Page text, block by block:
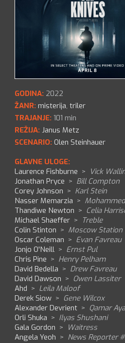
GODINA: 2022
ŽANR: misterija, triler
TRAJANJE: 101 min
REŽIJA: Janus Metz
SCENARIO: Olen Steinhauer
GLAVNE ULOGE:
Laurence Fishburne > Vick
Jonathan Pryce > Bill Compton
Corey Johnson > Karl Stein
Nasser Memarzia >
Thandiwe Newton > Celia
Michael Shaeffer > Treble
Colin Stinton > Moscow Station
Oscar Coleman > Evan Favreau
Jonjo O'Neill > Ernst Pul
Chris Pine > Henry Pelham
David Bedella > Drew Favreau
David Dawson > Owen Lassiter
Ahd > Leila Maloof
Derek Siow > Gene Wilcox
Alexander Devrient > Qamar
Orli Shuka > Ilyas Shushani
Gala Gordon > Waitress
Angela Yeoh > News Reporter